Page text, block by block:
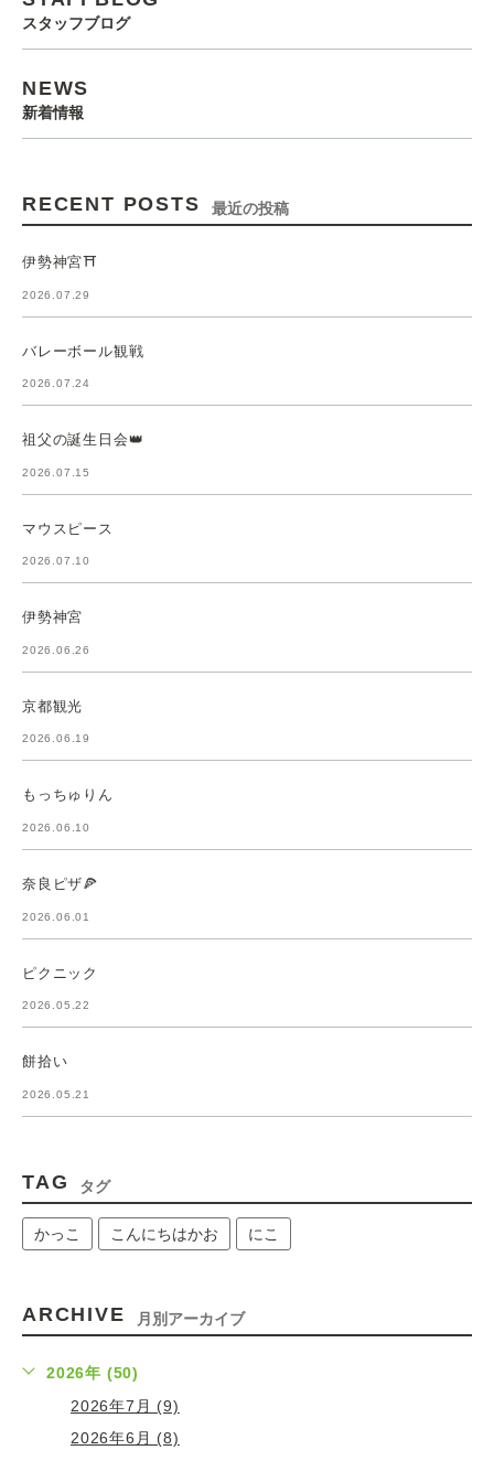
スタッフブログ
NEWS
新着情報
RECENT POSTS 最近の投稿
伊勢神宮⛩️
2026.07.29
バレーボール観戦
2026.07.24
祖父の誕生日会👑
2026.07.15
マウスピース
2026.07.10
伊勢神宮
2026.06.26
京都観光
2026.06.19
もっちゅりん
2026.06.10
奈良ピザ🍕
2026.06.01
ピクニック
2026.05.22
餅拾い
2026.05.21
TAG タグ
かっこ こんにちはかお にこ
ARCHIVE 月別アーカイブ
2026年 (50)
2026年7月 (9)
2026年6月 (8)